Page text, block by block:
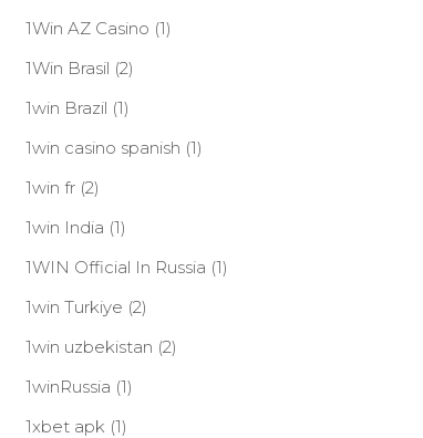
1Win AZ Casino (1)
1Win Brasil (2)
1win Brazil (1)
1win casino spanish (1)
1win fr(2)
1win India (1)
1WIN Official In Russia (1)
1win Turkiye (2)
1win uzbekistan (2)
1winRussia (1)
1xbet apk (1)